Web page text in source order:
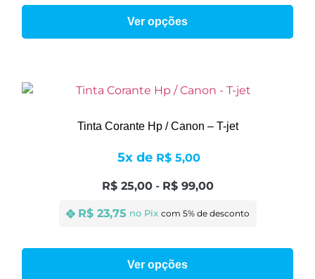
Ver opções
Tinta Corante Hp / Canon – T-jet
R$25,00 - R$99,00
5x de R$ 5,00
R$ 23,75 no Pix
Ver opções